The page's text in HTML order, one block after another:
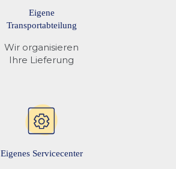
Eigene
Transportabteilung
Wir organisieren
Ihre Lieferung
Eigenes Servicecenter